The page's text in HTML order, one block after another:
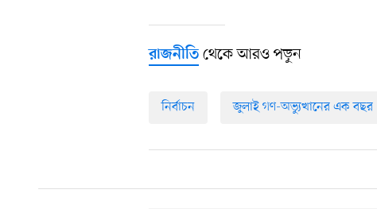
রাজনীতি থেকে আরও পড়ুন
নির্বাচন জুলাই গণ-অভ্যুত্থানের এক বছর